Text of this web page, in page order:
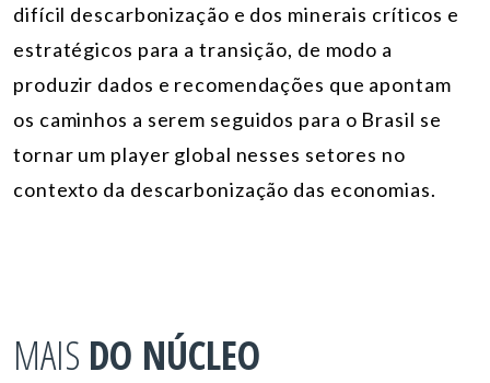
difícil descarbonização e dos minerais críticos e
estratégicos para a transição, de modo a
produzir dados e recomendações que apontam
os caminhos a serem seguidos para o Brasil se
tornar um player global nesses setores no
contexto da descarbonização das economias.
MAIS DO NÚCLEO